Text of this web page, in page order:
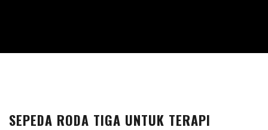
SEPEDA RODA TIGA UNTUK TERAPI